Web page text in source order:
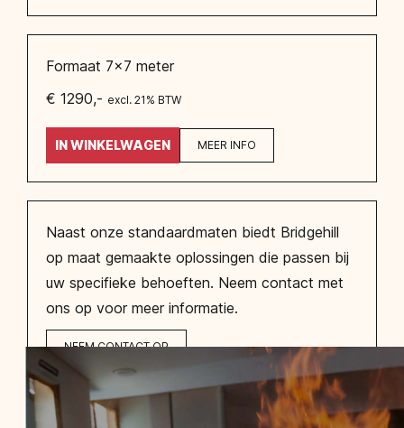
Formaat 7x7 meter
€ 1290,- excl. 21% BTW
IN WINKELWAGEN MEER INFO
Naast onze standaardmaten biedt Bridgehill
op maat gemaakte oplossingen die passen bij
uw specifieke behoeften. Neem contact met
ons op voor meer informatie.
NEEM CONTACT OP